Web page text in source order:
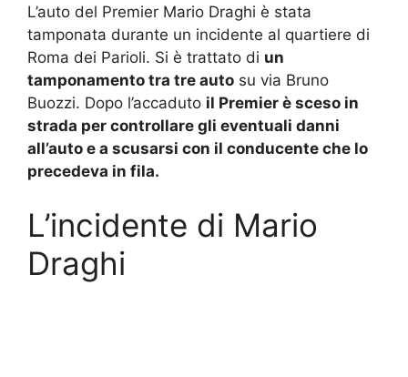
L’auto del Premier Mario Draghi è stata
tamponata durante un incidente al quartiere di
Roma dei Parioli. Si è trattato di un
tamponamento tra tre auto su via Bruno
Buozzi. Dopo l’accaduto il Premier è sceso in
strada per controllare gli eventuali danni
all’auto e a scusarsi con il conducente che lo
precedeva in fila.
L’incidente di Mario
Draghi